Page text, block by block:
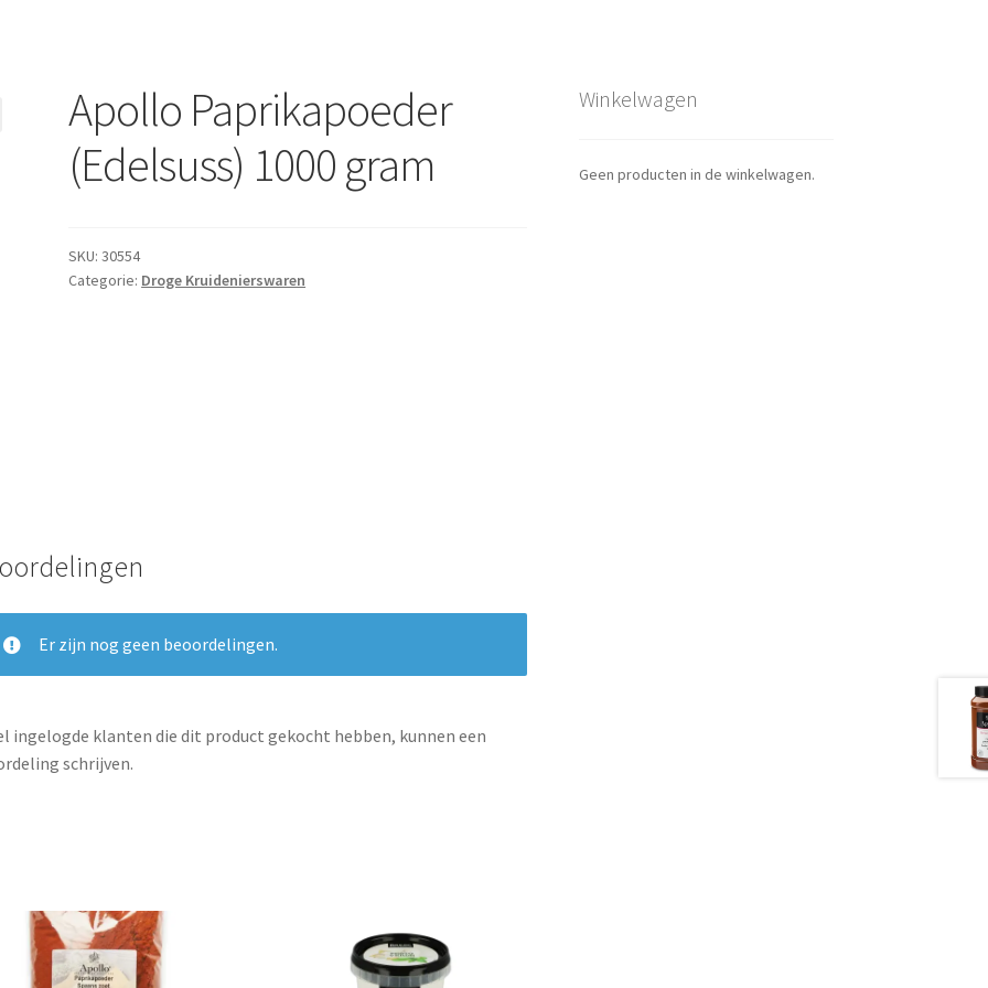
Apollo Paprikapoeder
(Edelsuss) 1000 gram
SKU:30554
Categorie: Droge Kruidenierswaren
Er zijn nog geen beoordelingen.
ingelogde klanten die dit product gekocht hebben, kunnen een
schrijven.
Winkelwagen
Geen producten in de winkelwagen.